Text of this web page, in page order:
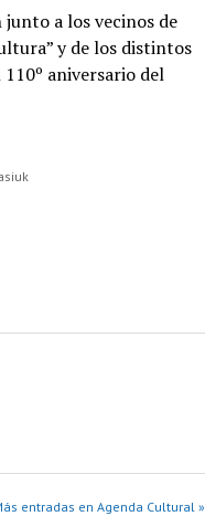
a los vecinos de
y de los distintos
aniversario del
entradas en Agenda Cultural »